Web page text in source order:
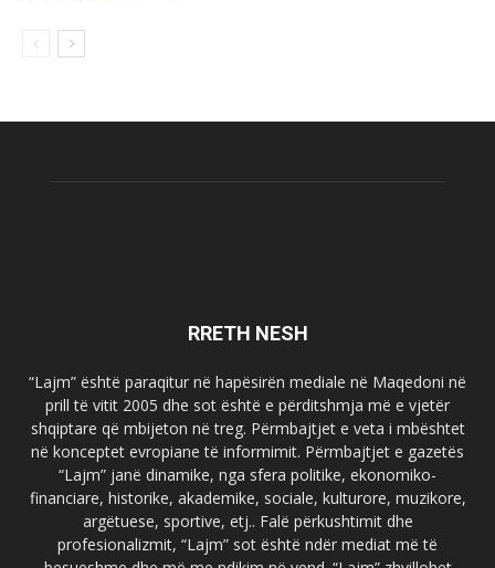
RRETH NESH
“Lajm” është paraqitur në hapësirën mediale në Maqedoni në
prill të vitit 2005 dhe sot është e përditshmja më e vjetër
shqiptare që mbijeton në treg. Përmbajtjet e veta i mbështet
në konceptet evropiane të informimit. Përmbajtjet e gazetës
“Lajm” janë dinamike, nga sfera politike, ekonomiko-
financiare, historike, akademike, sociale, kulturore, muzikore,
argëtuese, sportive, etj.. Falë përkushtimit dhe
profesionalizmit, “Lajm” sot është ndër mediat më të